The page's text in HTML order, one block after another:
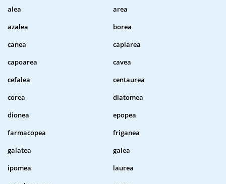
alea
area
azalea
borea
canea
capiarea
capoarea
cavea
cefalea
centaurea
corea
diatomea
dionea
epopea
farmacopea
friganea
galatea
galea
ipomea
laurea